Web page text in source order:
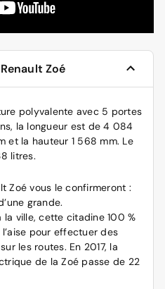
Zoé
polyvalente avec 5 portes
la longueur est de 4 084
et la hauteur 1 568 mm. Le
litres.
Zoé vous le confirmeront :
grande.
ville, cette citadine 100 %
pour effectuer des
les routes. En 2017, la
de la Zoé passe de 22